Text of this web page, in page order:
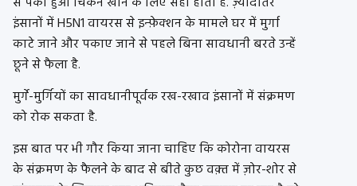
इंसानों में H5N1 वायरस से इन्फ़ेक्शन के मामले घर में मुर्गा
काटे जाने और पकाए जाने से पहले बिना सावधानी बरते उन्हें
छूने से फैला है.
मुर्गे-मुर्गियों का सावधानीपूर्वक रख-रखाव इंसानों में संक्रमण
को रोक सकता है.
इस बात पर भी गौर किया जाना चाहिए कि कोरोना वायरस
के संक्रमण के फैलने के बाद से बीते कुछ वक़्त में ज़ोर-शोर से